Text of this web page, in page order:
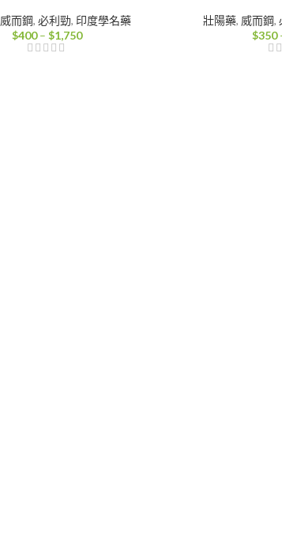
威而鋼,必利勁, 印度學名藥
$400 – $1,750價
壯陽藥, 威而鋼,
$350